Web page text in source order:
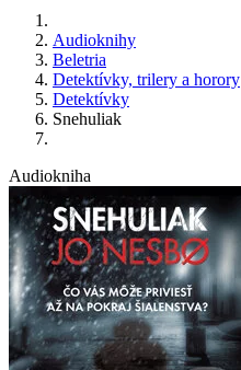
Audioknihy
Beletria
Detektívky, trilery a horory
Detektívky
Snehuliak
Audiokniha